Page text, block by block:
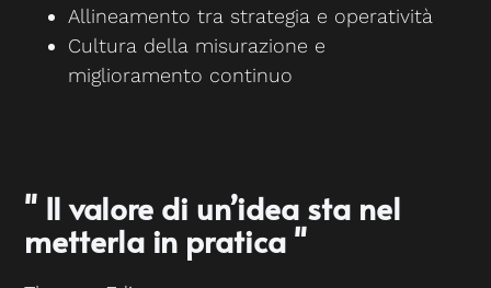
Allineamento tra strategia e operatività
Cultura della misurazione e
miglioramento continuo
" Il valore di un’idea sta nel
metterla in pratica "